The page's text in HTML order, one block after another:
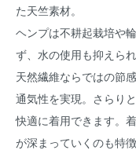
た天竺素材。
ヘンプは不耕起栽培や
ず、水の使用も抑えら
天然繊維ならではの節
通気性を実現。さらり
快適に着用できます。
が深まっていくのも特徴